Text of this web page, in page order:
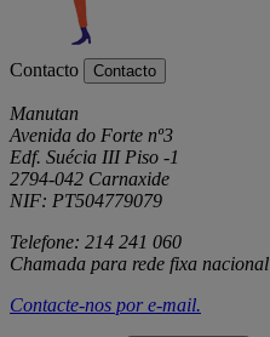
Contacto Contacto
Manutan
Avenida do Forte nº3
Edf. Suécia III Piso -1
2794-042 Carnaxide
NIF: PT504779079
Telefone: 214 241 060
Chamada para rede fixa nacional
Contacte-nos pore-mail.